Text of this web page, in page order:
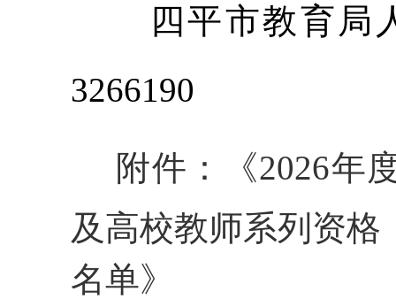
四平市教育局
3266190
附件：《2026年
及高校教师系列资
名单》